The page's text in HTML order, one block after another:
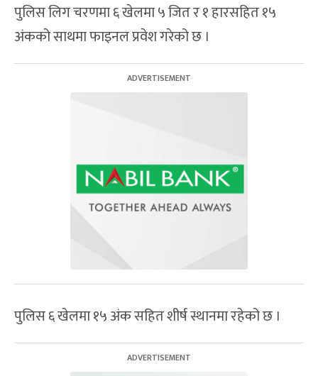
पुलिस लिग चरणमा ६ खेलमा ५ जित र १ हारसहित १५
अंकको साथमा फाइनल प्रवेश गरेको छ ।
पुलिस ६ खेलमा १५ अंक सहित शीर्ष स्थानमा रहेको छ ।